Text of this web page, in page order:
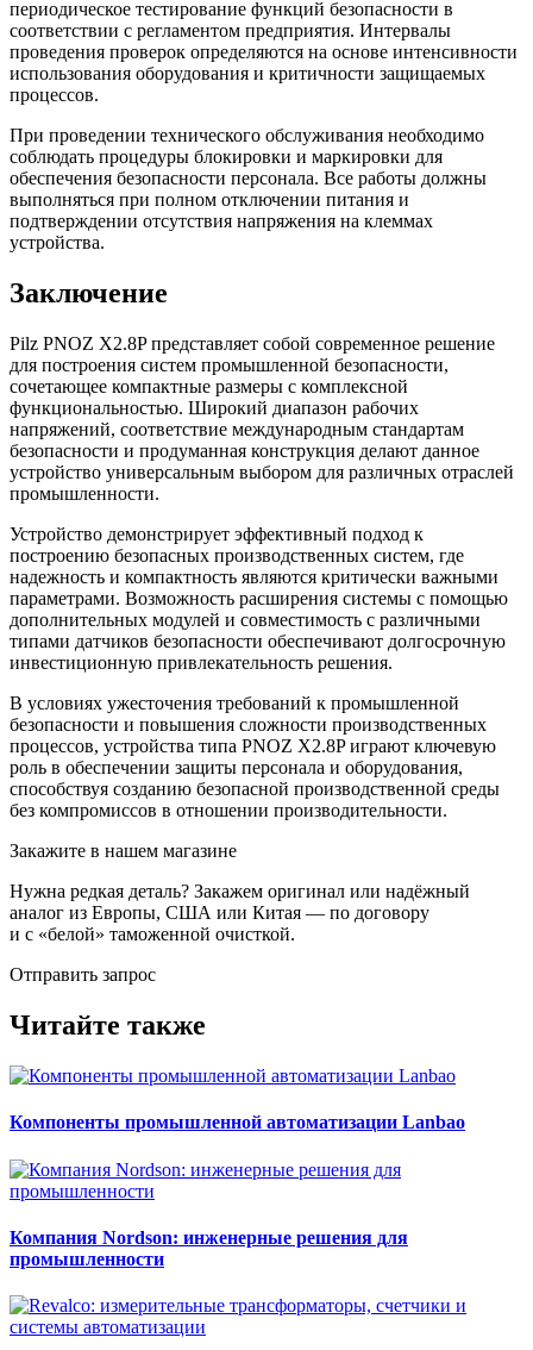
периодическое тестирование функций безопасности в
соответствии с регламентом предприятия. Интервалы
проведения проверок определяются на основе интенсивности
использования оборудования и критичности защищаемых
процессов.
При проведении технического обслуживания необходимо
соблюдать процедуры блокировки и маркировки для
обеспечения безопасности персонала. Все работы должны
выполняться при полном отключении питания и
подтверждении отсутствия напряжения на клеммах
устройства.
Заключение
Pilz PNOZ X2.8P представляет собой современное решение
для построения систем промышленной безопасности,
сочетающее компактные размеры с комплексной
функциональностью. Широкий диапазон рабочих
напряжений, соответствие международным стандартам
безопасности и продуманная конструкция делают данное
устройство универсальным выбором для различных отраслей
промышленности.
Устройство демонстрирует эффективный подход к
построению безопасных производственных систем, где
надежность и компактность являются критически важными
параметрами. Возможность расширения системы с помощью
дополнительных модулей и совместимость с различными
типами датчиков безопасности обеспечивают долгосрочную
инвестиционную привлекательность решения.
В условиях ужесточения требований к промышленной
безопасности и повышения сложности производственных
процессов, устройства типа PNOZ X2.8P играют ключевую
роль в обеспечении защиты персонала и оборудования,
способствуя созданию безопасной производственной среды
без компромиссов в отношении производительности.
Закажите в нашем магазине
Нужна редкая деталь? Закажем оригинал или надёжный
аналог из Европы, США или Китая — по договору
и с «белой» таможенной очисткой.
Отправить запрос
Читайте также
Компоненты промышленной автоматизации Lanbao
Компания Nordson: инженерные решения для
промышленности